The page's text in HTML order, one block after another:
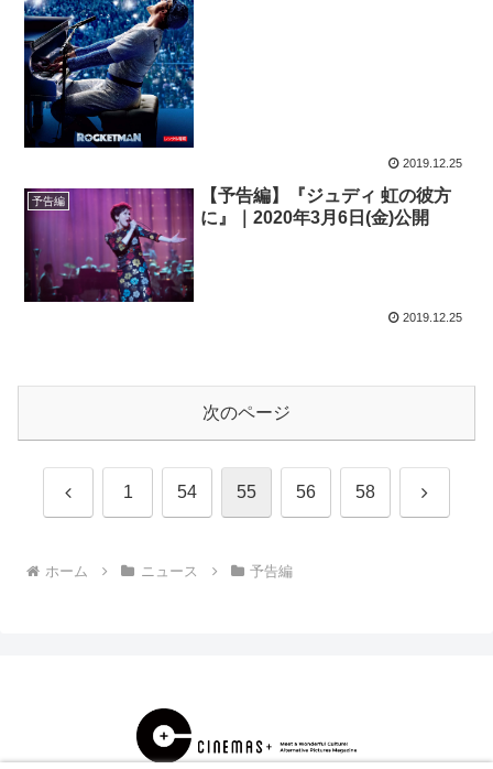
2019.12.25
予告編
【予告編】『ジュディ 虹の彼方
に』｜2020年3月6日(金)公開
2019.12.25
次のページ
前 1 54 55 56 58 次
ホーム ニュース 予告編